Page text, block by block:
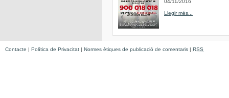
04/11/2016
Llegir més...
Contacte | Política de Privacitat | Normes ètiques de publicació de comentaris | RSS